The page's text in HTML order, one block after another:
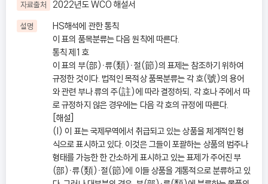
자료출처 2022년도 WCO 해설서
설명
HS해석에 관한 통칙
이 표의 품목분류는 다음 원칙에 따른다.
통칙 제1호
이 표의 부(部)ㆍ류(類)ㆍ절(節)의 표제는 참조하기 위하여
규정한 것이다. 법적인 목적상 품목분류는 각 호(號)의 용어
와 관련 부나 류의 주(註)에 따라 결정하되, 각 호나 주에서 따
로 규정하지 않은 경우에는 다음 각 호의 규정에 따른다.
[해설]
(I) 이 표는 국제무역에서 취급되고 있는 상품을 체계적인 형
식으로 표시하고 있다. 이것은 그들이 포괄하는 상품의 범주나
형태를 가능한 한 간소하게 표시하고 있는 표제가 주어진 부
(部)ㆍ류(類)ㆍ절(節)에 이들 상품을 계통적으로 분류하고 있